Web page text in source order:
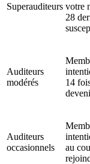
Superauditeurs votre
28
Auditeurs
modérés
14
Auditeurs
occasionnels
au